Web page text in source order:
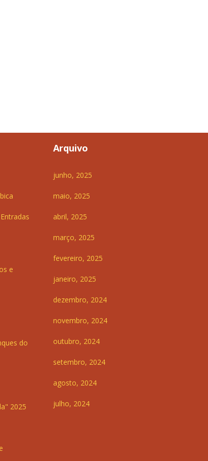
e
do
2025
Arquivo
junho, 2025
maio, 2025
abril, 2025
março, 2025
fevereiro, 2025
janeiro, 2025
dezembro, 2024
novembro, 2024
outubro, 2024
setembro, 2024
agosto, 2024
julho, 2024